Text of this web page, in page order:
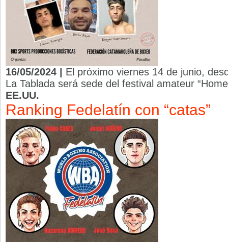
16/05/2024 | El próximo viernes 14 de junio,
La Tablada será sede del festival amateur
EE.UU.
Ranking Fedelatín con “catas”